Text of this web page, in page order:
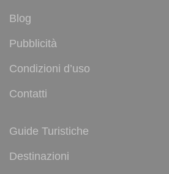
Blog
Pubblicità
Condizioni d’uso
Contatti
Guide Turistiche
Destinazioni